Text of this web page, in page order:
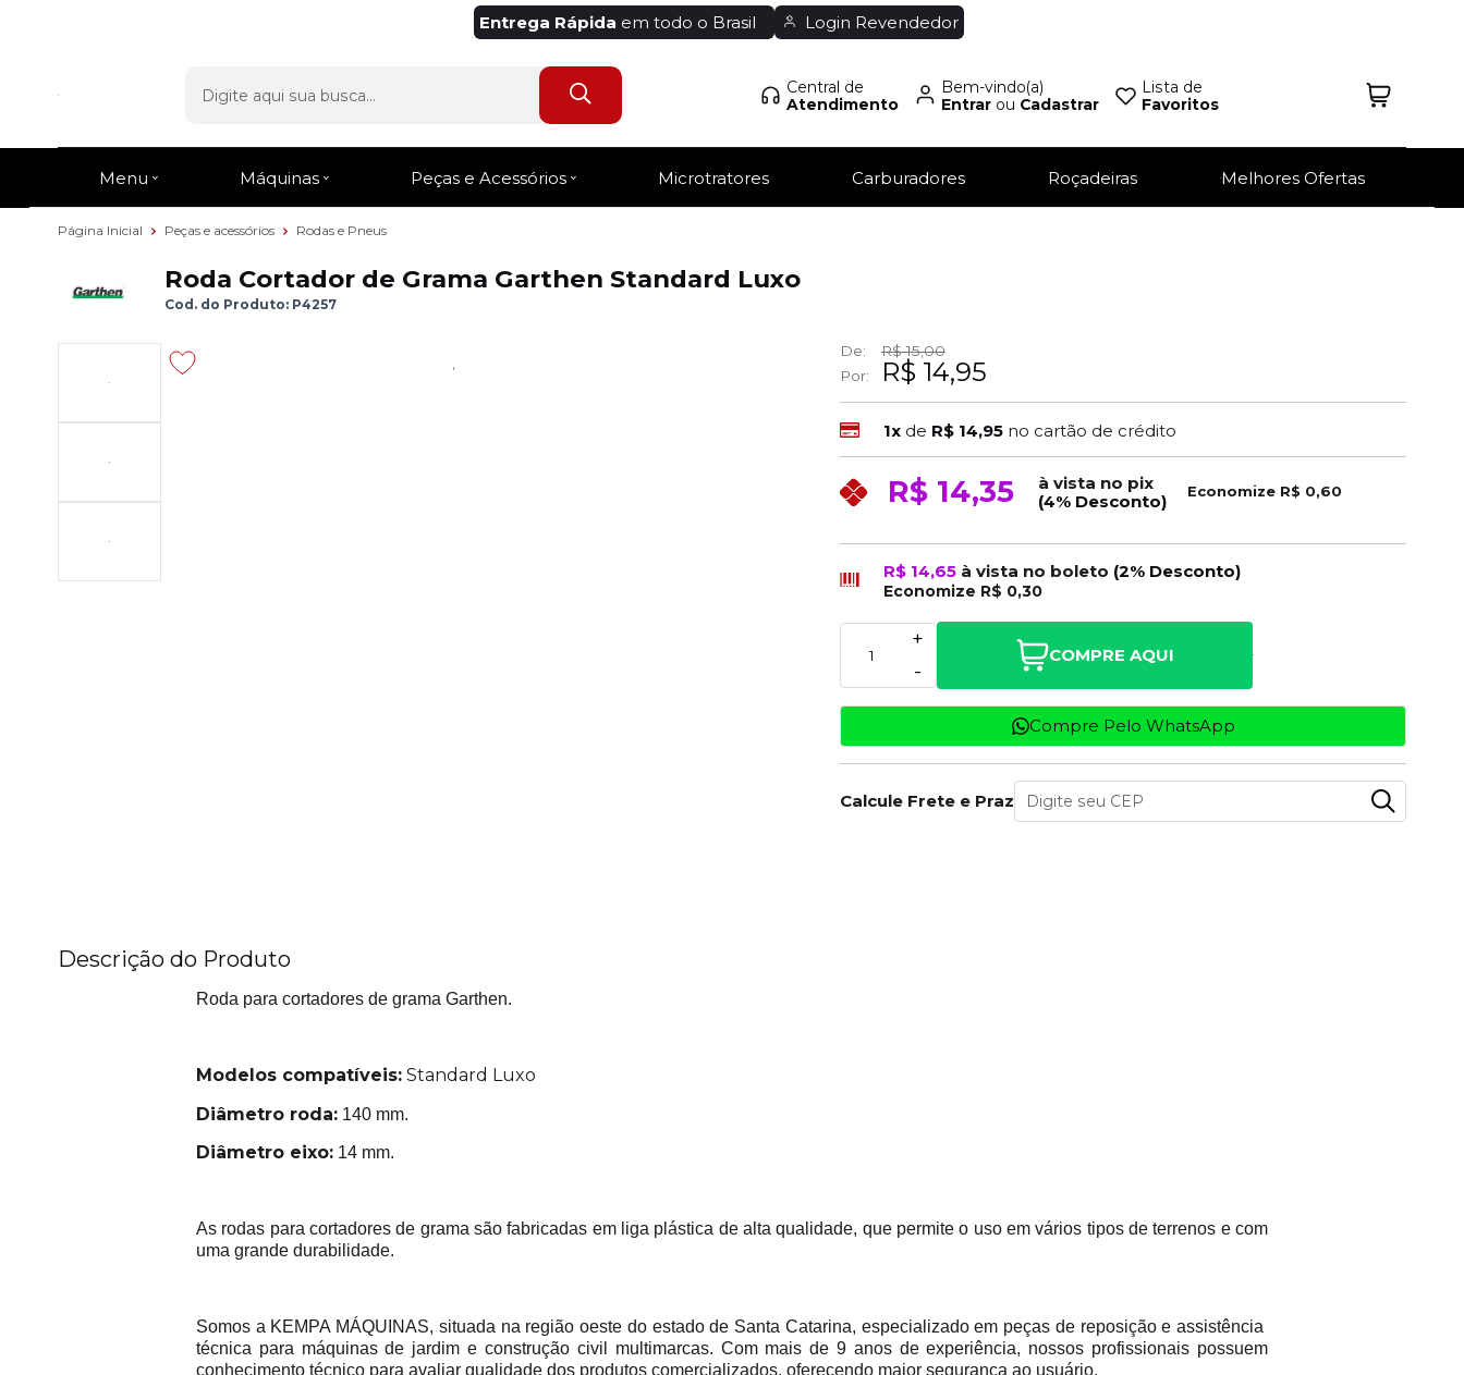
Entrega Rápida em todo o Brasil Login Revendedor
Central de
Atendimento
Bem-vindo(a)
Entrarou Cadastrar
Lista de
Favoritos
Menu Máquinas Peças e Acessórios Microtratores Carburadores Roçadeiras Melhores Ofertas
Página Inicial Peças e acessórios Rodas e Pneus
Roda Cortador de Grama Garthen Standard Luxo
Cod. do Produto: P4257
De:
R$ 15,00
Por:
R$ 14,95
1x de R$ 14,95 no cartão de crédito
R$ 14,35
à vista no pix
(4% Desconto)
Economize R$ 0,60
R$ 14,65 à vista no boleto (2% Desconto)
Economize R$ 0,30
-
+
COMPRE AQUI
Compre Pelo WhatsApp
Calcule Frete e Prazo
Descrição do Produto
Roda para cortadores de grama Garthen.
Modelos compatíveis: Standard Luxo
Diâmetro roda: 140 mm.
Diâmetro eixo: 14 mm.
As rodas para cortadores de grama são fabricadas em liga plástica de alta qualidade, que permite o uso em vários tipos de terrenos e com
uma grande durabilidade.
Somos a KEMPA MÁQUINAS, situada na região oeste do estado de Santa Catarina, especializado em peças de reposição e assistência
técnica para máquinas de jardim e construção civil multimarcas. Com mais de 9 anos de experiência, nossos profissionais possuem
conhecimento técnico para avaliar qualidade dos produtos comercializados, oferecendo maior segurança ao usuário.